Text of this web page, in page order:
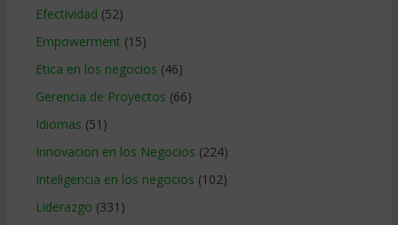
Efectividad (52)
Empowerment (15)
Etica en los negocios (46)
Gerencia de Proyectos (66)
Idiomas (51)
Innovacion en los Negocios (224)
Inteligencia en los negocios (102)
Liderazgo (331)